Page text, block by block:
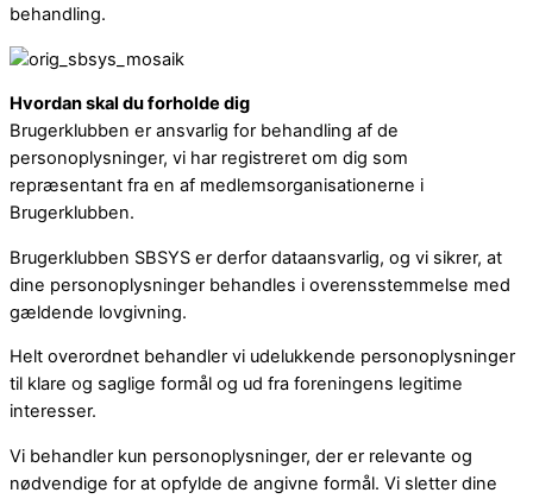
behandling.
Hvordan skal du forholde dig
Brugerklubben er ansvarlig for behandling af de
personoplysninger, vi har registreret om dig som
repræsentant fra en af medlemsorganisationerne i
Brugerklubben.
Brugerklubben SBSYS er derfor dataansvarlig, og vi sikrer, at
dine personoplysninger behandles i overensstemmelse med
gældende lovgivning.
Helt overordnet behandler vi udelukkende personoplysninger
til klare og saglige formål og ud fra foreningens legitime
interesser.
Vi behandler kun personoplysninger, der er relevante og
nødvendige for at opfylde de angivne formål. Vi sletter dine